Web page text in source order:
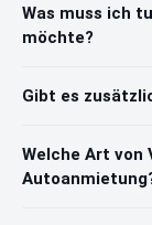
Was muss ich
möchte?
Gibt es
Welche Art von